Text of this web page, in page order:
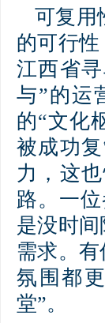
可复用
的可行
江西省
与”的运
的“文化
被成功
力，这
路。一
是没时
需求。
氛围都
堂”。